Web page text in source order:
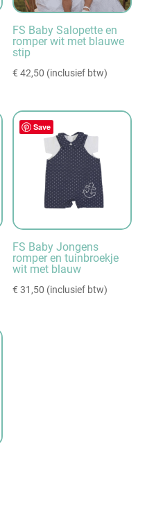
FS Baby Salopette en
romper wit met blauwe
stip
€ 42,50 (inclusief btw)
Save
FS Baby Jongens
romper en tuinbroekje
wit met blauw
€ 31,50 (inclusief btw)